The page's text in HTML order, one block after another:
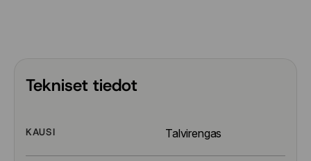
Tekniset tiedot
KAUSI Talvirengas